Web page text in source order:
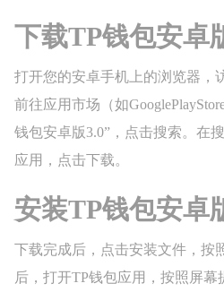
下载TP钱包安卓
打开您的安卓手机上的浏览器，
前往应用市场（如
钱包安卓版3.0”，点击搜索。在
应用，点击下载。
安装TP钱包安卓
下载完成后，点击安装文件，按
后，打开TP钱包应用，按照屏幕